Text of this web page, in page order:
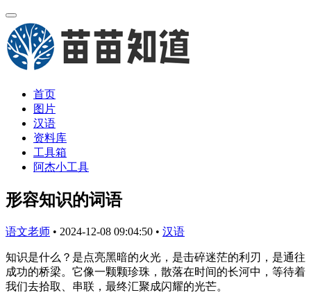
首页
图片
汉语
资料库
工具箱
阿杰小工具
形容知识的词语
语文老师 • 2024-12-08 09:04:50 • 汉语
知识是什么？是点亮黑暗的火光，是击碎迷茫的利刃，是通往
成功的桥梁。它像一颗颗珍珠，散落在时间的长河中，等待着
我们去拾取、串联，最终汇聚成闪耀的光芒。